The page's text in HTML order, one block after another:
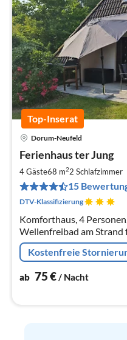
Top-Inserat
Dorum-Neufeld
Ferienhaus ter Jung
4 Gäste68 m22 Schlafzimmer
15
DTV-Klassifizierung
Komforthaus, 4
Wellenfreibad am Strand
Kostenfreie
ab 75€/ Nacht